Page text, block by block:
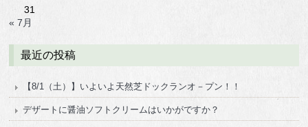
31
« 7月
最近の投稿
【8/1（土）】いよいよ天然芝ドックランオ－プン！！
デザートに醤油ソフトクリームはいかがですか？